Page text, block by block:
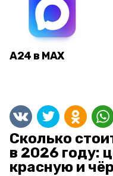
А24 в MAX
Сколько
в 2026 году:
красную и